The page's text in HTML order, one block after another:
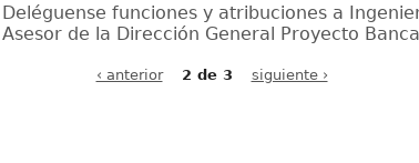
Deléguense funciones y atribuciones a
Asesor de la Dirección General Proyecto
‹ anterior 2 de 3 siguiente ›